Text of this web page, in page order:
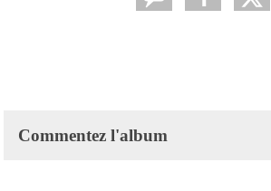
Commentez l'album